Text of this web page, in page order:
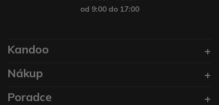
od 9:00 do 17:00
Kandoo
Nákup
Poradce